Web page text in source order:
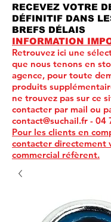
RECEVEZ VOTRE
DÉFINITIF DANS
BREFS DÉLAIS
INFORMATION
Retrouvez ici une
que nous tenons en
agence, pour toute
produits
ne trouvez pas sur ce
contacter par mail ou
contact@suchail.fr - 04
Pour les clients en
contacter directement
commercial réfèrent.